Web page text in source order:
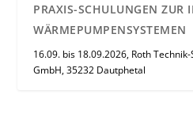
PRAXIS-SCHULUNGEN ZUR
WÄRMEPUMPENSYSTEMEN
16.09. bis 18.09.2026, Roth
GmbH, 35232 Dautphetal